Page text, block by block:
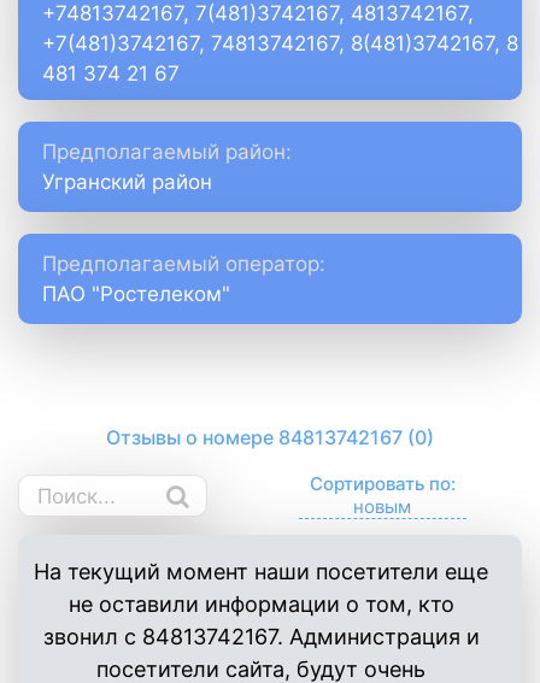
+74813742167, 7(481)3742167, 4813742167,
+7(481)3742167, 74813742167, 8(481)3742167, 8
481 374 21 67
Предполагаемый район:
Угранский район
Предполагаемый оператор:
ПАО "Ростелеком"
Отзывы о номере 84813742167 (0)
Сортировать по:
На текущий момент наши посетители еще
не оставили информации о том, кто
звонил с 84813742167. Администрация и
посетители сайта, будут очень